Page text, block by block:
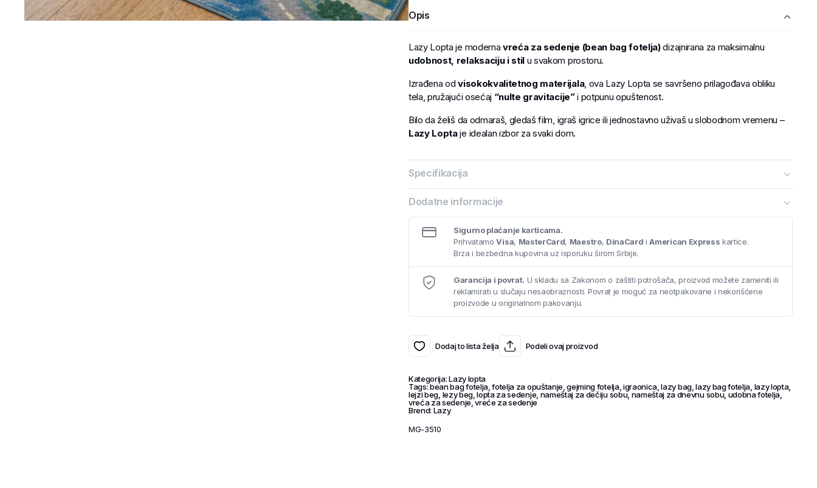
Opis
Lazy Lopta je moderna vreća za sedenje (bean bag fotelja)dizajnirana za maksimalnu
udobnost, relaksaciju i stil u svakom prostoru.
Izrađena odvisokokvalitetnog materijala, ova Lazy Lopta se savršeno prilagođava obliku
tela, pružajući osećaj “nulte gravitacije”i potpunu opuštenost.
Bilo da želiš da odmaraš, gledaš film, igraš igrice ili jednostavno uživaš u slobodnom vremenu –
Lazy Loptaje idealan izbor za svaki dom.
Specifikacija
Dodatne informacije
Sigurno plaćanje karticama.
PrihvatamoVisa, MasterCard, Maestro, DinaCard iAmerican Express kartice.
Brza i bezbedna kupovina uz isporuku širom Srbije.
Garancija i povrat. U skladu sa Zakonom o zaštiti potrošača, proizvod možete zameniti ili
reklamirati u slučaju nesaobraznosti. Povrat je moguć za neotpakovane i nekorišćene
proizvode u originalnom pakovanju.
Dodaj to lista želja Podeli ovaj proizvod
Kategorija:Lazy lopta
Tags:bean bag fotelja,fotelja za opuštanje ,gejming fotelja, igraonica ,lazy bag,lazy bag fotelja lazy lopta,
lejzi beg lezy beg,lopta za sedenje nameštaj za dečiju sobu, nameštaj za dnevnu sobu, udobna fotelja
vreća za sedenje,vreće za sedenje
Brend: Lazy
MG-3510